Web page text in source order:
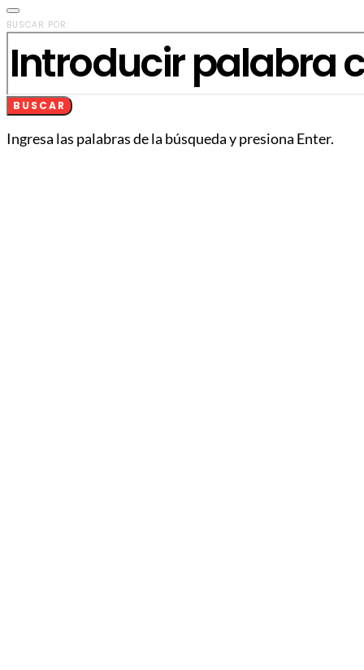
BUSCAR POR:
BUSCAR
Ingresa las palabras de la búsqueda y presiona Enter.